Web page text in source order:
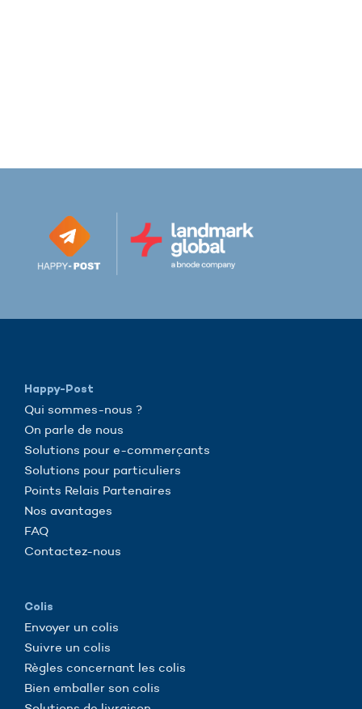
Happy-Post
Qui sommes-nous ?
On parle de nous
Solutions pour e-commerçants
Solutions pour particuliers
Points Relais Partenaires
Nos avantages
FAQ
Contactez-nous
Colis
Envoyer un colis
Suivre un colis
Règles concernant les colis
Bien emballer son colis